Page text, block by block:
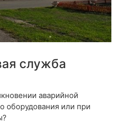
служба
аварийной
оборудования или при